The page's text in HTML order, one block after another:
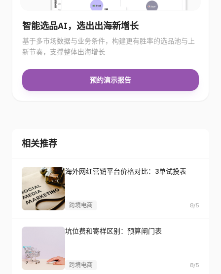
智能选品AI，选出出海新增长
基于多市场数据与业务条件，构建更有胜率的选品池与上
新节奏，支撑整体出海增长
预约演示报告
相关推荐
海外网红营销平台价格对比：3单试投表
跨境电商 8/5
坑位费和寄样区别：预算闸门表
跨境电商 8/5